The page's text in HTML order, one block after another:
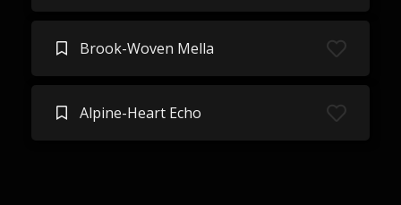
Brook-Woven Mella
Alpine-Heart Echo